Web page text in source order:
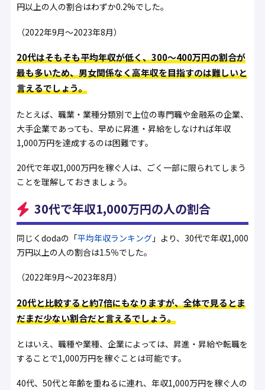
円以上の人の割合はわずか0.2%でした。
（2022年9月～2023年8月）
20代はそもそも平均年収が低く、300〜400万円の割合が
最も多いため、男女関係なく高年収を目指すのは難しいと
言えるでしょう。
たとえば、職業・業種分類別で上位の専門職や金融系の企業、
大手企業であっても、早めに昇進・昇給をしなければ年収
1,000万円を達成するのは困難です。
20代で年収1,000万円を稼ぐ人は、ごく一部に限られてしまう
ことを理解しておきましょう。
30代で年収1,000万円の人の割合
同じくdodaの「平均年収ランキング」より、30代で年収1,000
万円以上の人の割合は1.5％でした。
（2022年9月～2023年8月）
20代と比較すると約7倍にもなりますが、全体で見るとま
だまだ少ない割合だと言えるでしょう。
とはいえ、職種や業種、企業によっては、昇進・昇給や転職を
することで1,000万円を稼ぐことは可能です。
40代、50代と年齢を重ねるに連れ、年収1,000万円を稼ぐ人の